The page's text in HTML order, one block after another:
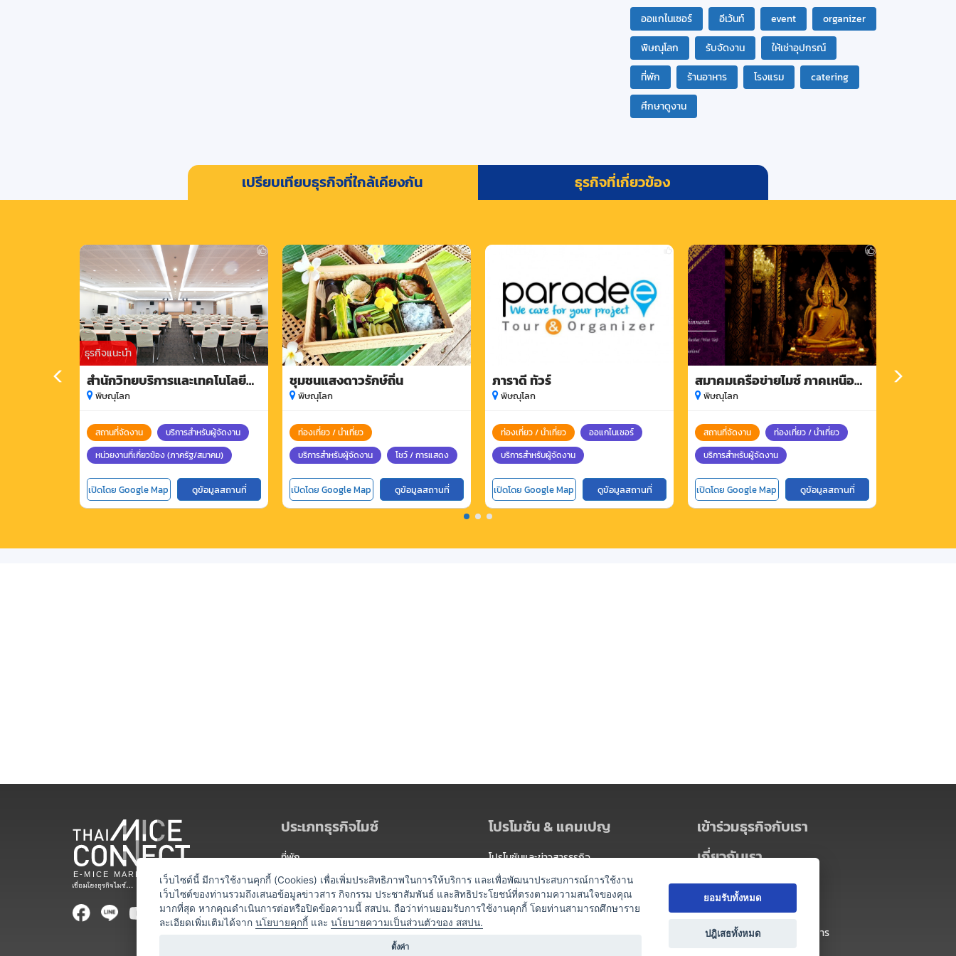
ออแกไนเซอร์ อีเว้นท์ event
organizer
พิษณุโลก
รับจัดงาน
ให้เช่าอุปกรณ์
ที่พัก
ร้านอาหาร โรงแรม
catering
ศึกษาดูงาน
เปรียบเทียบธุรกิจที่ใกล้เคียงกัน ธุรกิจที่เกี่ยวข้อง
ธุรกิจแนะนำ
สำนักวิทยบริการและเทคโนโลยี
สารสนเทศ มหาวิทยาลัยราชภัฏ
พิษณุโลก
สถานที่จัดงาน
บริการสำหรับผู้จัดงาน
หน่วยงานที่เกี่ยวข้อง (ภาครัฐ/สมาคม)
เปิดโดย Google Map ดูข้อมูลสถานที่
ชุมชนแสงดาวรักษ์ถิ่น
พิษณุโลก
ท่องเที่ยว / นำเที่ยว
บริการสำหรับผู้จัดงาน
โชว์ / การแสดง
เปิดโดย Google Map ดูข้อมูลสถานที่
ภาราดี ทัวร์
พิษณุโลก
ท่องเที่ยว / นำเที่ยว
ออแกไนเซอร์
บริการสำหรับผู้จัดงาน
เปิดโดย Google Map ดูข้อมูลสถานที่
สมาคมเครือข่ายไมซ์ ภาคเหนือ
ตอนล่าง
พิษณุโลก
สถานที่จัดงาน
ท่องเที่ยว / นำเที่ยว
บริการสำหรับผู้จัดงาน
เปิดโดย Google Map ดูข้อมูลสถานที่
ห้างหุ้นส่ว
ประเภทธุรกิจไมซ์
ที่พัก
สถานที่จัดงาน
ท่องเที่ยว / นำเที่ยว
ออแกไนเซอร์
โปรโมชัน & แคมเปญ
โปรโมชันและข่าวสารธุรกิจ
แพ็กเกจ
แคมเปญ
เข้าร่วมธุรกิจกับเรา
เกี่ยวกับเรา
เกี่ยวกับ Thai MICE Connect
นโยบายความเป็นส่วนตัว
ข้อตกลง และเงื่อนไขการใช้บริการ
เว็บไซต์นี้ มีการใช้งานคุกกี้ (Cookies) เพื่อเพิ่มประสิทธิภาพในการให้บริการ และเพื่อพัฒนาประสบการณ์การใช้งาน
เว็บไซต์ของท่านรวมถึงเสนอข้อมูลข่าวสาร กิจกรรม ประชาสัมพันธ์ และสิทธิประโยชน์ที่ตรงตามความสนใจของคุณ
มากที่สุด หากคุณดำเนินการต่อหรือปิดข้อความนี้ สสปน. ถือว่าท่านยอมรับการใช้งานคุกกี้ โดยท่านสามารถศึกษาราย
ละเอียดเพิ่มเติมได้จาก นโยบายคุกกี้ และ นโยบายความเป็นส่วนตัวของ สสปน.
ตั้งค่า
ยอมรับทั้งหมด
ปฎิเสธทั้งหมด